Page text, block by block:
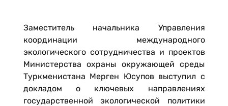
Заместитель начальника Управления
координации международного
экологического сотрудничества и проектов
Министерства охраны окружающей среды
Туркменистана Мерген Юсупов выступил с
докладом о ключевых направлениях
государственной экологической политики